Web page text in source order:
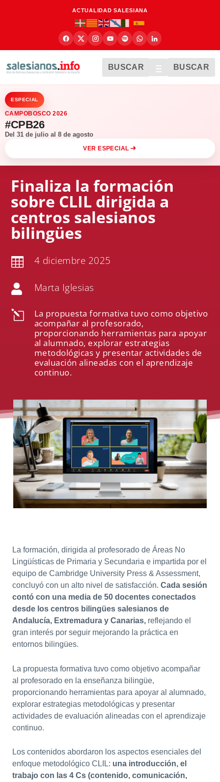
ACTUALIDAD SALESIANA
BUSCAR BUSCAR
ESPECIAL
CAMPOBOSCO 2026
#CPB26
Del 31 de julio al 8 de agosto
VER ESPECIAL
Finaliza la formación
sobre CLIL dirigida a
centros salesianos
bilingües
 4 diciembre 2025
 Marta Iglesias
l
La propuesta formativa tuvo como objetivo
acompañar al profesorado,
proporcionando herramientas para apoyar
al alumnado, explorar estrategias
metodológicas y presentar actividades de
evaluación alineadas con el aprendizaje
continuo.
La formación, dirigida al profesorado de Áreas No
Lingüísticas de Primaria y Secundaria e impartida por el
equipo de Cambridge University Press & Assessment,
concluyó con un alto nivel de satisfacción. Cada sesión
contó con una media de 50 docentes conectados
desde los centros bilingües salesianos de
Andalucía, Extremadura y Canarias,reflejando el
gran interés por seguir mejorando la práctica en
entornos bilingües.
La propuesta formativa tuvo como objetivo acompañar
al profesorado en la enseñanza bilingüe,
proporcionando herramientas para apoyar al alumnado,
explorar estrategias metodológicas y presentar
actividades de evaluación alineadas con el aprendizaje
continuo.
Los contenidos abordaron los aspectos esenciales del
enfoque metodológico CLIL: una introducción, el
trabajo con las 4 Cs (contenido, comunicación,